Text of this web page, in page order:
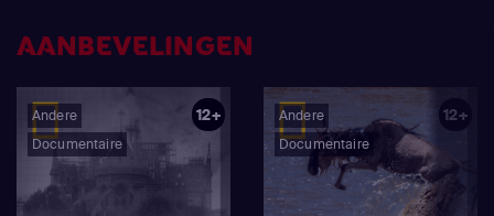
AANBEVELINGEN
Andere
Documentaire
12+
Andere
Documentaire
12+